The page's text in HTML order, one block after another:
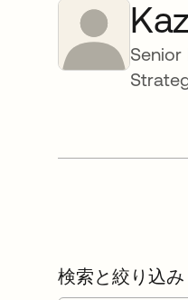
Senior
検索と絞り込み